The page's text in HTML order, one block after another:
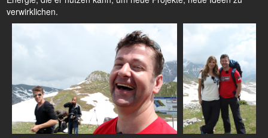
verwirklichen.